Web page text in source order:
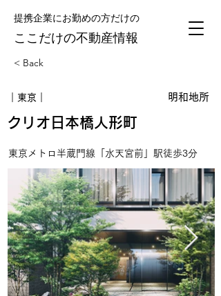
提携企業にお勤めの方だけの
​ここだけの不動産情報
< Back
｜東京｜ 明和地所
クリオ日本橋人形町
東京メトロ半蔵門線「水天宮前」駅徒歩3分